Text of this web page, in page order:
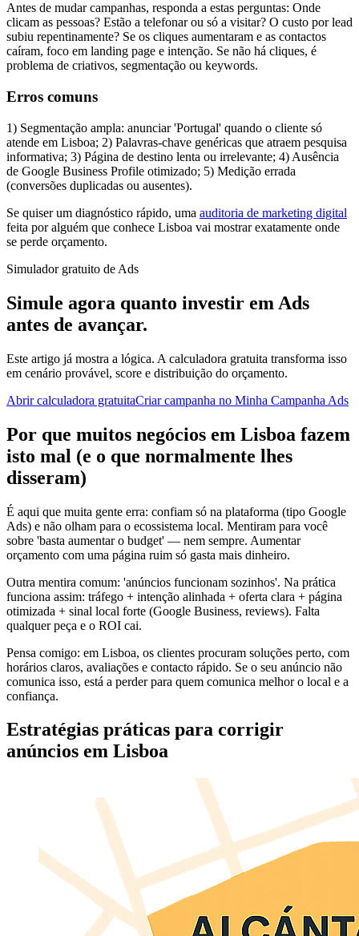
Antes de mudar campanhas, responda a estas perguntas: Onde
clicam as pessoas? Estão a telefonar ou só a visitar? O custo por lead
subiu repentinamente? Se os cliques aumentaram e as contactos
caíram, foco em landing page e intenção. Se não há cliques, é
problema de criativos, segmentação ou keywords.
Erros comuns
1) Segmentação ampla: anunciar 'Portugal' quando o cliente só
atende em Lisboa; 2) Palavras-chave genéricas que atraem pesquisa
informativa; 3) Página de destino lenta ou irrelevante; 4) Ausência
de Google Business Profile otimizado; 5) Medição errada
(conversões duplicadas ou ausentes).
Se quiser um diagnóstico rápido, uma auditoria de marketing digital
feita por alguém que conhece Lisboa vai mostrar exatamente onde
se perde orçamento.
Simulador gratuito de Ads
Simule agora quanto investir em Ads
antes de avançar.
Este artigo já mostra a lógica. A calculadora gratuita transforma isso
em cenário provável, score e distribuição do orçamento.
Abrir calculadora gratuitaCriar campanha no Minha Campanha Ads
Por que muitos negócios em Lisboa fazem
isto mal (e o que normalmente lhes
disseram)
É aqui que muita gente erra: confiam só na plataforma (tipo Google
Ads) e não olham para o ecossistema local. Mentiram para você
sobre 'basta aumentar o budget' — nem sempre. Aumentar
orçamento com uma página ruim só gasta mais dinheiro.
Outra mentira comum: 'anúncios funcionam sozinhos'. Na prática
funciona assim: tráfego + intenção alinhada + oferta clara + página
otimizada + sinal local forte (Google Business, reviews). Falta
qualquer peça e o ROI cai.
Pensa comigo: em Lisboa, os clientes procuram soluções perto, com
horários claros, avaliações e contacto rápido. Se o seu anúncio não
comunica isso, está a perder para quem comunica melhor o local e a
confiança.
Estratégias práticas para corrigir
anúncios em Lisboa